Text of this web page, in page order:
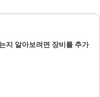
지 알아보려면 장비를 추가